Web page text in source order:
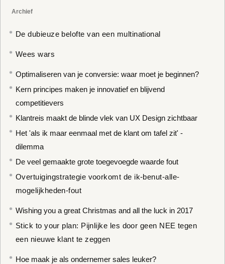
Archief
De dubieuze belofte van een multinational
Wees wars
Optimaliseren van je conversie: waar moet je beginnen?
Kern principes maken je innovatief en blijvend
competitievers
Klantreis maakt de blinde vlek van UX Design zichtbaar
Het 'als ik maar eenmaal met de klant om tafel zit' -
dilemma
De veel gemaakte grote toegevoegde waarde fout
Overtuigingstrategie voorkomt de ik-benut-alle-
mogelijkheden-fout
Wishing you a great Christmas and all the luck in 2017
Stick to your plan: Pijnlijke les door geen NEE tegen
een nieuwe klant te zeggen
Hoe maak je als ondernemer sales leuker?